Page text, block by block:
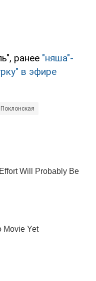
ранее "няша"-
в эфире